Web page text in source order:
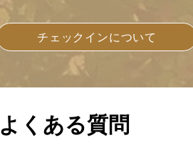
チェックインについて
よくある質問